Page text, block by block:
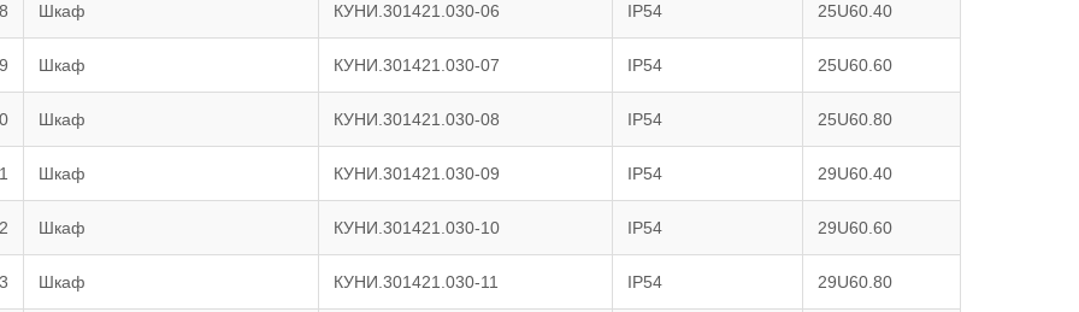
Шкаф КУНИ.301421.030-06 IP54 25U60.40
Шкаф КУНИ.301421.030-07 IP54 25U60.60
Шкаф КУНИ.301421.030-08 IP54 25U60.80
Шкаф КУНИ.301421.030-09 IP54 29U60.40
Шкаф КУНИ.301421.030-10 IP54 29U60.60
Шкаф КУНИ.301421.030-11 IP54 29U60.80